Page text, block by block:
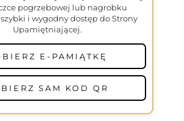
pogrzebowej lub nagrobku
i wygodny dostęp do Strony
Upamiętniającej.
E-PAMIĄTKĘ
SAM KOD QR